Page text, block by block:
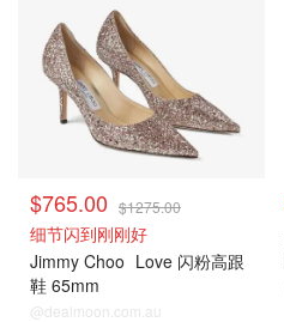
$765.00 $1275.00
细节闪到刚刚好
Jimmy Choo Love 闪粉高跟
鞋 65mm
@dealmoon.com.au